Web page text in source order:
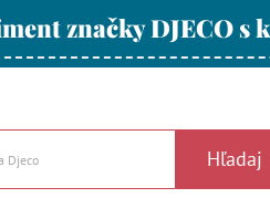
značky DJECO s
Hľadaj